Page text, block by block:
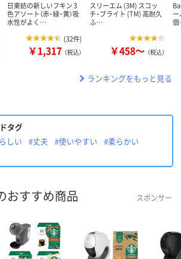
日東紡の新しいフキン 3
色アソート（赤・緑・黄）吸
水性がよく…
(32件)
￥1,317 （税込）
スリーエム (3M) スコッ
チ・ブライト (TM) 高耐久
ふ…
￥458～ （税込）
ランキングをもっと見る
タグ
しい #丈夫 #使いやすい
#柔らかい
おすすめ商品 スポンサー